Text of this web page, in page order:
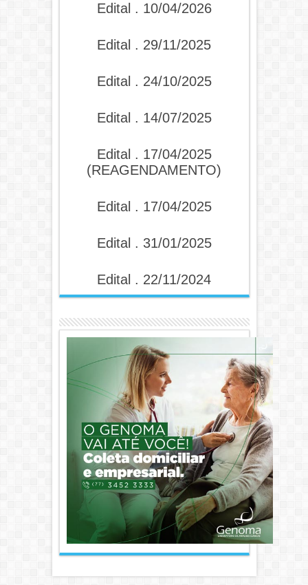
Edital . 10/04/2026
Edital . 29/11/2025
Edital . 24/10/2025
Edital . 14/07/2025
Edital . 17/04/2025
(REAGENDAMENTO)
Edital . 17/04/2025
Edital . 31/01/2025
Edital . 22/11/2024